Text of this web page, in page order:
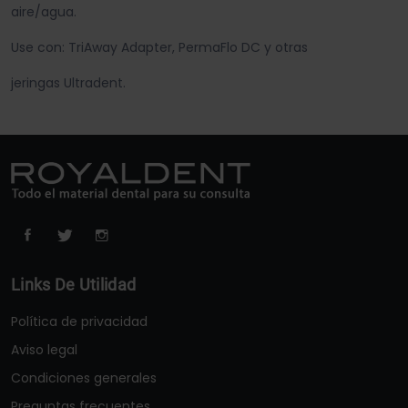
aire/agua.
Use con: TriAway Adapter, PermaFlo DC y otras
jeringas Ultradent.
Links De Utilidad
Política de privacidad
Aviso legal
Condiciones generales